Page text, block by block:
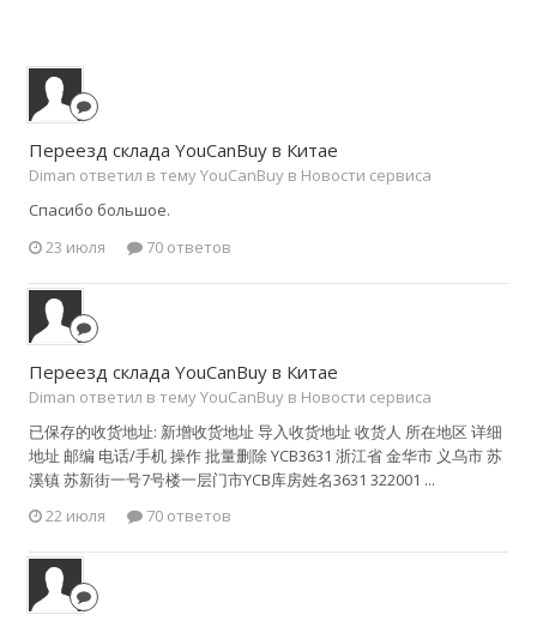
Переезд склада YouCanBuy в Китае
Diman ответил в тему YouCanBuy в Новости сервиса
Спасибо большое.
23 июля
70 ответов
Переезд склада YouCanBuy в Китае
Diman ответил в тему YouCanBuy в Новости сервиса
已保存的收货地址: 新增收货地址 导入收货地址 收货人 所在地区 详细
地址 邮编 电话/手机 操作 批量删除 YCB3631 浙江省 金华市 义乌市 苏
溪镇 苏新街一号7号楼一层门市YCB库房姓名3631 322001 ...
22 июля
70 ответов